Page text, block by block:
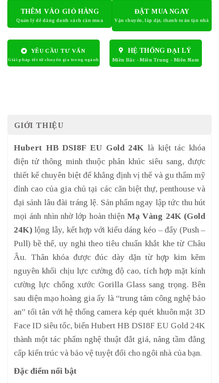
THÊM VÀO GIỎ HÀNG ĐẶT MUA NGAY
YÊU CẦU TƯ VẤN HỆ THỐNG ĐẠI LÝ
GIỚI THIỆU
Hubert HB DSI8F EU Gold 24K là kiệt tác khóa
điện tử thông minh thuộc phân khúc siêu sang, được
thiết kế chuyên biệt để khẳng định vị thế và gu thẩm mỹ
đỉnh cao của gia chủ tại các căn biệt thự, penthouse và
đại sảnh lâu đài tráng lệ. Sản phẩm ngay lập tức thu hút
mọi ánh nhìn nhờ lớp hoàn thiệnMạ Vàng 24K (Gold
24K) lộng lẫy, kết hợp với kiểu dáng kéo – đẩy (Push –
Pull) bề thế, uy nghi theo tiêu chuẩn khắt khe từ Châu
Âu. Thân khóa được đúc dày dặn từ hợp kim kẽm
nguyên khối chịu lực cường độ cao, tích hợp mặt kính
cường lực chống xước Gorilla Glass sang trọng. Bên
sau diện mạo hoàng gia ấy là “trung tâm công nghệ bảo
an” tối tân với hệ thống camera kép quét khuôn mặt 3D
Face ID siêu tốc, biến Hubert HB DSI8F EU Gold 24K
thành một tác phẩm nghệ thuật đắt giá, nâng tầm đẳng
cấp kiến trúc và bảo vệ tuyệt đối cho ngôi nhà của bạn.
Đặc điểm nổi bật